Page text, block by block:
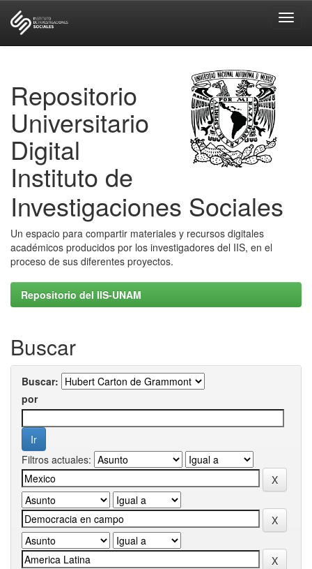
Repositorio
Universitario
Digital
Instituto de
Investigaciones Sociales
Un espacio para compartir materiales y recursos digitales
académicos producidos por los investigadores del IIS, en el
proceso de sus diferentes proyectos.
Repositorio del IIS-UNAM
Buscar
Buscar:
por
Filtros actuales: